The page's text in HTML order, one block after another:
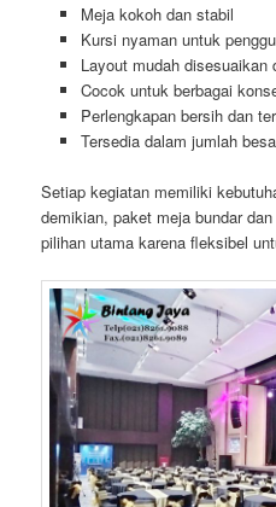
Meja kokoh dan stabil
Kursi nyaman untuk
Layout mudah disesuaikan
Cocok untuk berbagai
Perlengkapan bersih dan
Tersedia dalam jumlah
Setiap kegiatan memiliki
demikian, paket meja bundar
pilihan utama karena fleksibel